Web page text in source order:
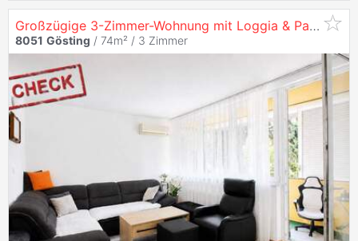
Großzügige 3-Zimmer-Wohnung mit Loggia & Parkplatz in
8051 Gösting / 74m² / 3 Zimmer